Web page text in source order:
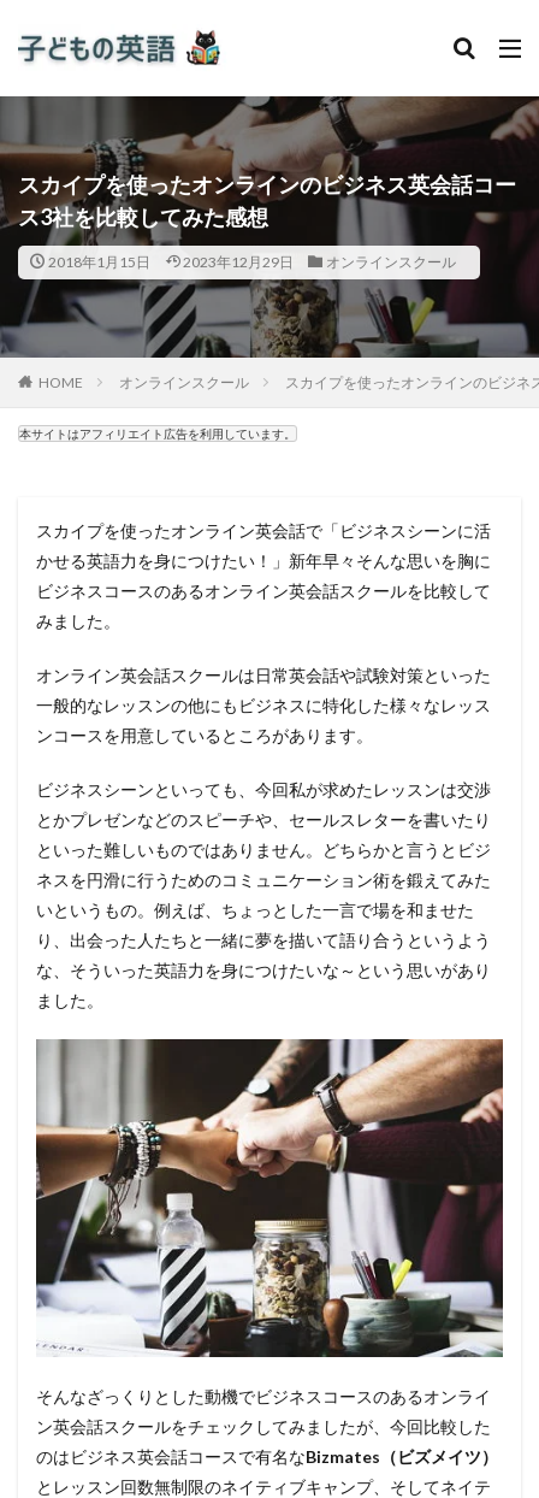
スカイプを使ったオンラインのビジネス英会話コー
ス3社を比較してみた感想
2018年1月15日 2023年12月29日 オンラインスクール
HOME オンラインスクール スカイプを使ったオンラインのビジ
本サイトはアフィリエイト広告を利用しています。
スカイプを使ったオンライン英会話で「ビジネスシーンに活
かせる英語力を身につけたい！」新年早々そんな思いを胸に
ビジネスコースのあるオンライン英会話スクールを比較して
みました。
オンライン英会話スクールは日常英会話や試験対策といった
一般的なレッスンの他にもビジネスに特化した様々なレッス
ンコースを用意しているところがあります。
ビジネスシーンといっても、今回私が求めたレッスンは交渉
とかプレゼンなどのスピーチや、セールスレターを書いたり
といった難しいものではありません。どちらかと言うとビジ
ネスを円滑に行うためのコミュニケーション術を鍛えてみた
いというもの。例えば、ちょっとした一言で場を和ませた
り、出会った人たちと一緒に夢を描いて語り合うというよう
な、そういった英語力を身につけたいな～という思いがあり
ました。
そんなざっくりとした動機でビジネスコースのあるオンライ
ン英会話スクールをチェックしてみましたが、今回比較した
のはビジネス英会話コースで有名なBizmates（ビズメイツ）
とレッスン回数無制限のネイティブキャンプ、そしてネイテ